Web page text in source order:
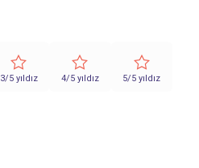
3/5 yıldız 4/5 yıldız 5/5 yıldız